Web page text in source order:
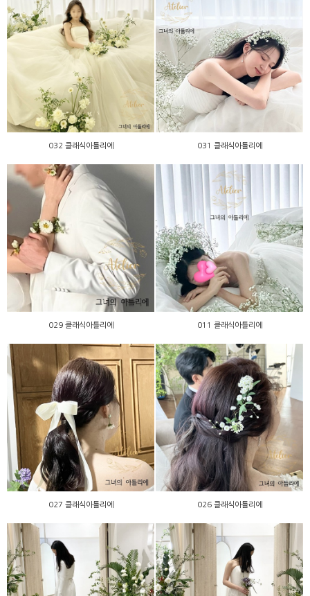
032 클래식아틀리에
032 클래식아틀리에
031 클래식아틀리에
031 클래식아틀리에
029 클래식아틀리에
029 클래식아틀리에
011 클래식아틀리에
011 클래식아틀리에
027 클래식아틀리에
027 클래식아틀리에
026 클래식아틀리에
026 클래식아틀리에